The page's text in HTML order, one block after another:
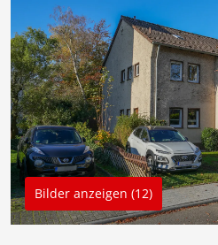
Bilder anzeigen (12)